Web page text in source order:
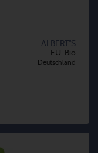
ALBERT''S
EU-Bio
Deutschland